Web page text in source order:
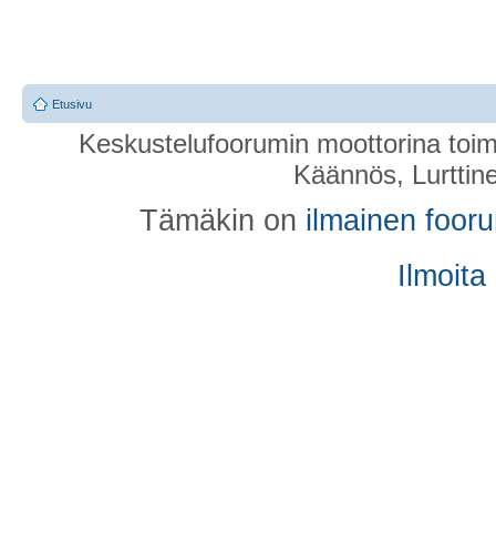
Etusivu
Keskustelufoorumin moottorina
Käännös,
Tämäkin on ilmainen